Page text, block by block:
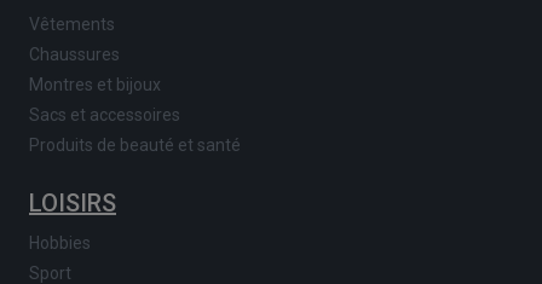
Vêtements
Chaussures
Montres et bijoux
Sacs et accessoires
Produits de beauté et santé
LOISIRS
Hobbies
Sport